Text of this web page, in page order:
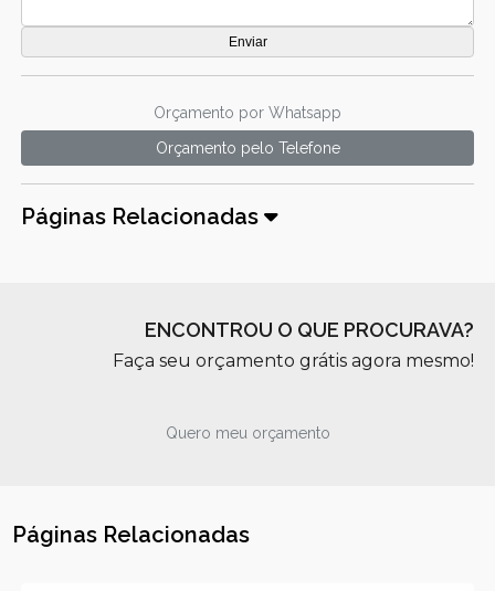
Orçamento por Whatsapp
Orçamento pelo Telefone
Páginas Relacionadas
ENCONTROU O QUE PROCURAVA?
Faça seu orçamento grátis agora mesmo!
Quero meu orçamento
Páginas Relacionadas